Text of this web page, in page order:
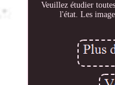
Veuillez étudier
l'état. Les